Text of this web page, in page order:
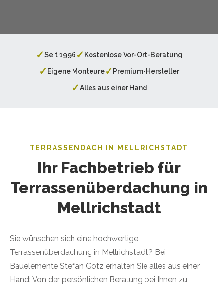
✓Seit 1996 ✓ Kostenlose Vor-Ort-Beratung
✓ Eigene Monteure✓ Premium-Hersteller
✓Alles aus einer Hand
TERRASSENDACH IN MELLRICHSTADT
Ihr Fachbetrieb für
Terrassenüberdachung in
Mellrichstadt
Sie wünschen sich eine hochwertige
Terrassenüberdachung in Mellrichstadt? Bei
Bauelemente Stefan Götz erhalten Sie alles aus einer
Hand: Von der persönlichen Beratung bei Ihnen zu